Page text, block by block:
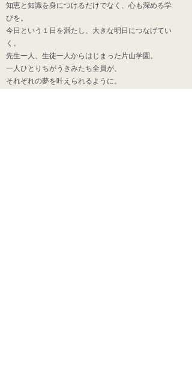
知恵と知識を身につけるだけでなく、心も深める学
びを。
今日という１日を満たし、大きな明日につなげてい
く。
先生一人、生徒一人からはじまった片山学園。
一人ひとりちがうきみたち全員が、
それぞれの夢を叶えられるように。